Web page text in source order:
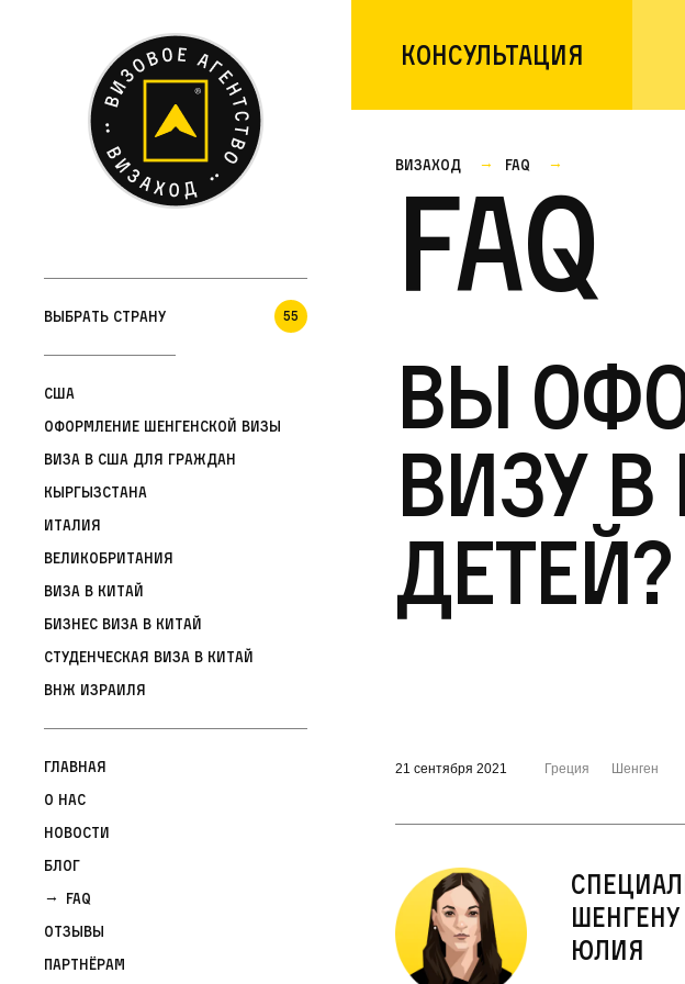
Консультация
Выбрать страну 55
США
Оформление шенгенской визы
Виза в США для граждан
Кыргызстана
Италия
Великобритания
Виза в Китай
Бизнес виза в Китай
Студенческая виза в Китай
ВНЖ Израиля
Главная
О нас
Новости
Блог
FAQ
Отзывы
Партнёрам
Визаход faq
FAQ
Вы
визу
детей?
21 сентября 2021 Греция Шенген
Шенгену
Юлия